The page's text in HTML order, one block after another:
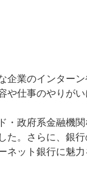
企業のインター
仕事のやりが
政府系金融機
た。さらに、銀
ネット銀行に魅